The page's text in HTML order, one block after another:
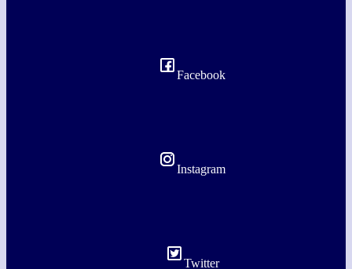
Facebook
Instagram
Twitter